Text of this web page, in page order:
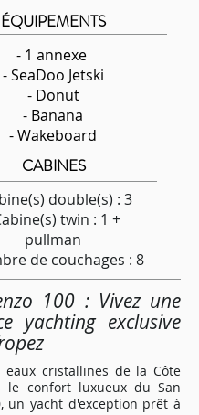
ÉQUIPEMENTS
- 1 annexe
- SeaDoo Jetski
- Donut
- Banana
- Wakeboard
CABINES
double(s) : 3
twin : 1 +
pullman
de couchages : 8
100 : Vivez une
yachting exclusive
eaux cristallines de la Côte
le confort luxueux du San
un yacht d'exception prêt à